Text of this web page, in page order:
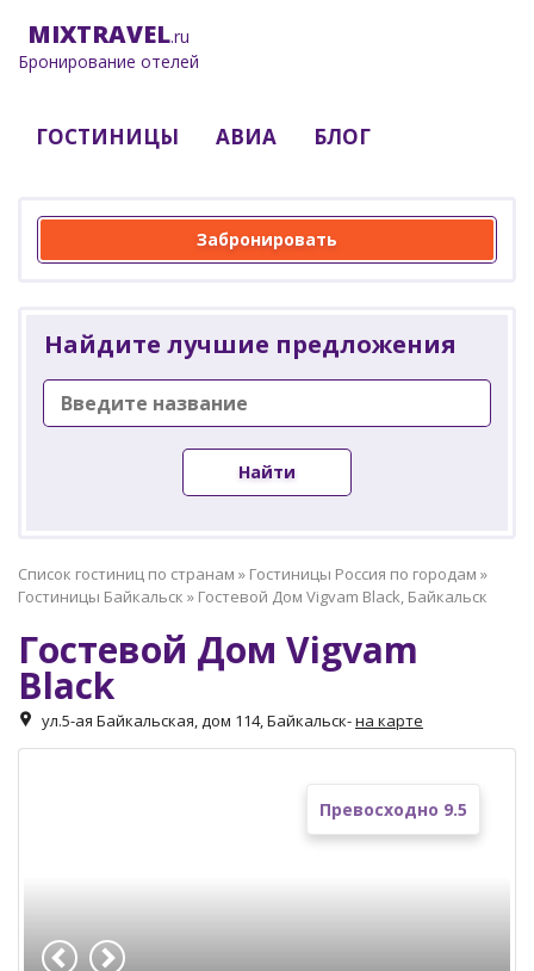
MIXTRAVEL.ru
Бронирование отелей
ГОСТИНИЦЫ АВИА БЛОГ
Забронировать
Найдите лучшие предложения
Найти
Список гостиниц по странам » Гостиницы Россия по городам »
Гостиницы Байкальск » Гостевой Дом Vigvam Black, Байкальск
Гостевой Дом Vigvam
Black
ул.5-ая Байкальская, дом 114, Байкальск-на карте
Превосходно 9.5